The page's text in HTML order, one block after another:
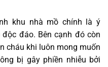
khu nhà mồ chính là ý
đáo. Bên cạnh đó còn
cháu khi luôn mong muốn
bị gây phiền nhiễu bởi